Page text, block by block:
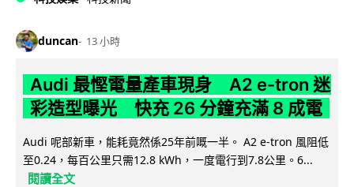
duncan 13 小時
Audi 最慳電量產車現身 A2 e-tron 迷
彩造型曝光 快充 26 分鐘充滿 8 成電
Audi 呢部新車，能耗竟然係25年前嘅一半。 A2 e-tron 風阻低
至0.24，每百公里只需12.8 kWh，一度電行到7.8公里。6...
閱讀全文